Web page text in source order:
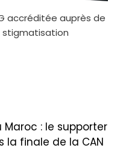
accréditée auprès de
stigmatisation
: le supporter
la finale de la CAN